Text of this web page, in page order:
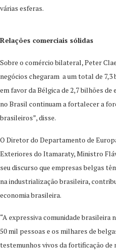
várias esferas.
Relações comerciais sólidas
Sobre o comércio bilateral, Peter
negócios chegaram a um total de
em favor da Bélgica de 2,7 bilhões
no Brasil continuam a fortalecer a
brasileiros”, disse.
O Diretor do Departamento de
Exteriores do Itamaraty, Ministro
seu discurso que empresas belgas
na industrialização brasileira,
economia brasileira.
“A expressiva comunidade brasileira
50 mil pessoas e os milhares de
testemunhos vivos da fortificação de